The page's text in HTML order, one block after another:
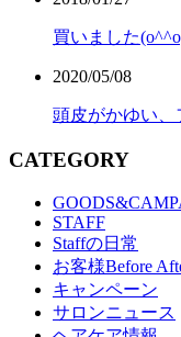
買いました
2020/05/08
頭皮がかゆい、
CATEGORY
STAFF
Staffの日常
お客様Before
キャンペーン
サロンニュース